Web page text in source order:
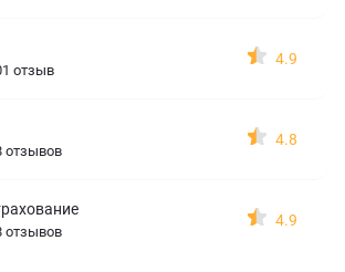
отзыв
4.9
отзывов
4.8
отзывов
4.9